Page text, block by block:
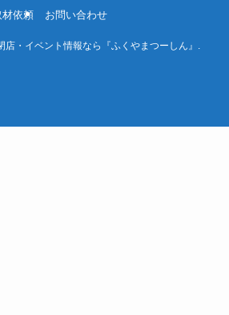
材依頼
お問い合わせ
・イベント情報なら『ふくやまつーしん』.